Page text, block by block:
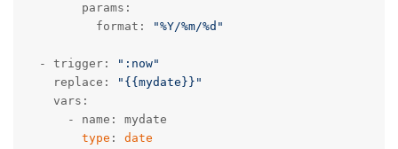
        params:
          format:
"%Y/%m/%d"
  - trigger:
":now"
    replace:
"{{mydate}}"
    vars:
      - name: mydate
type : date